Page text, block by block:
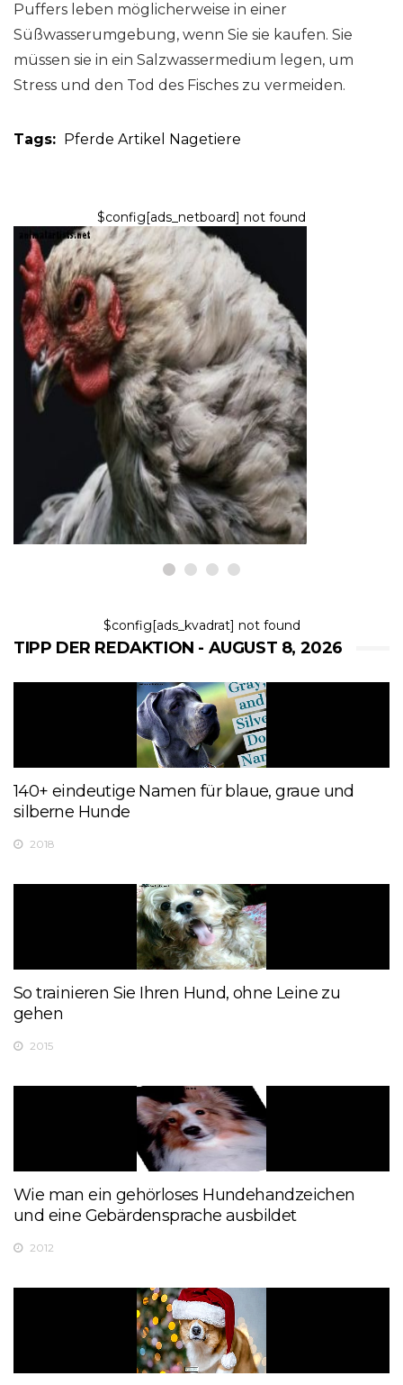
Puffers leben möglicherweise in einer
Süßwasserumgebung, wenn Sie sie kaufen. Sie
müssen sie in ein Salzwassermedium legen, um
Stress und den Tod des Fisches zu vermeiden.
Tags: Pferde Artikel Nagetiere
$config[ads_netboard] not found
NUTZTIERE ALS HAUSTIERE
Warum Hundetrainer ein
Interesse an der Ausbildung
von Hühnern haben
8,2026
$config[ads_kvadrat] not found
TIPP DER REDAKTION - AUGUST 8, 2026
140+ eindeutige Namen für blaue, graue und
silberne Hunde
2018
So trainieren Sie Ihren Hund, ohne Leine zu
gehen
2015
Wie man ein gehörloses Hundehandzeichen
und eine Gebärdensprache ausbildet
2012